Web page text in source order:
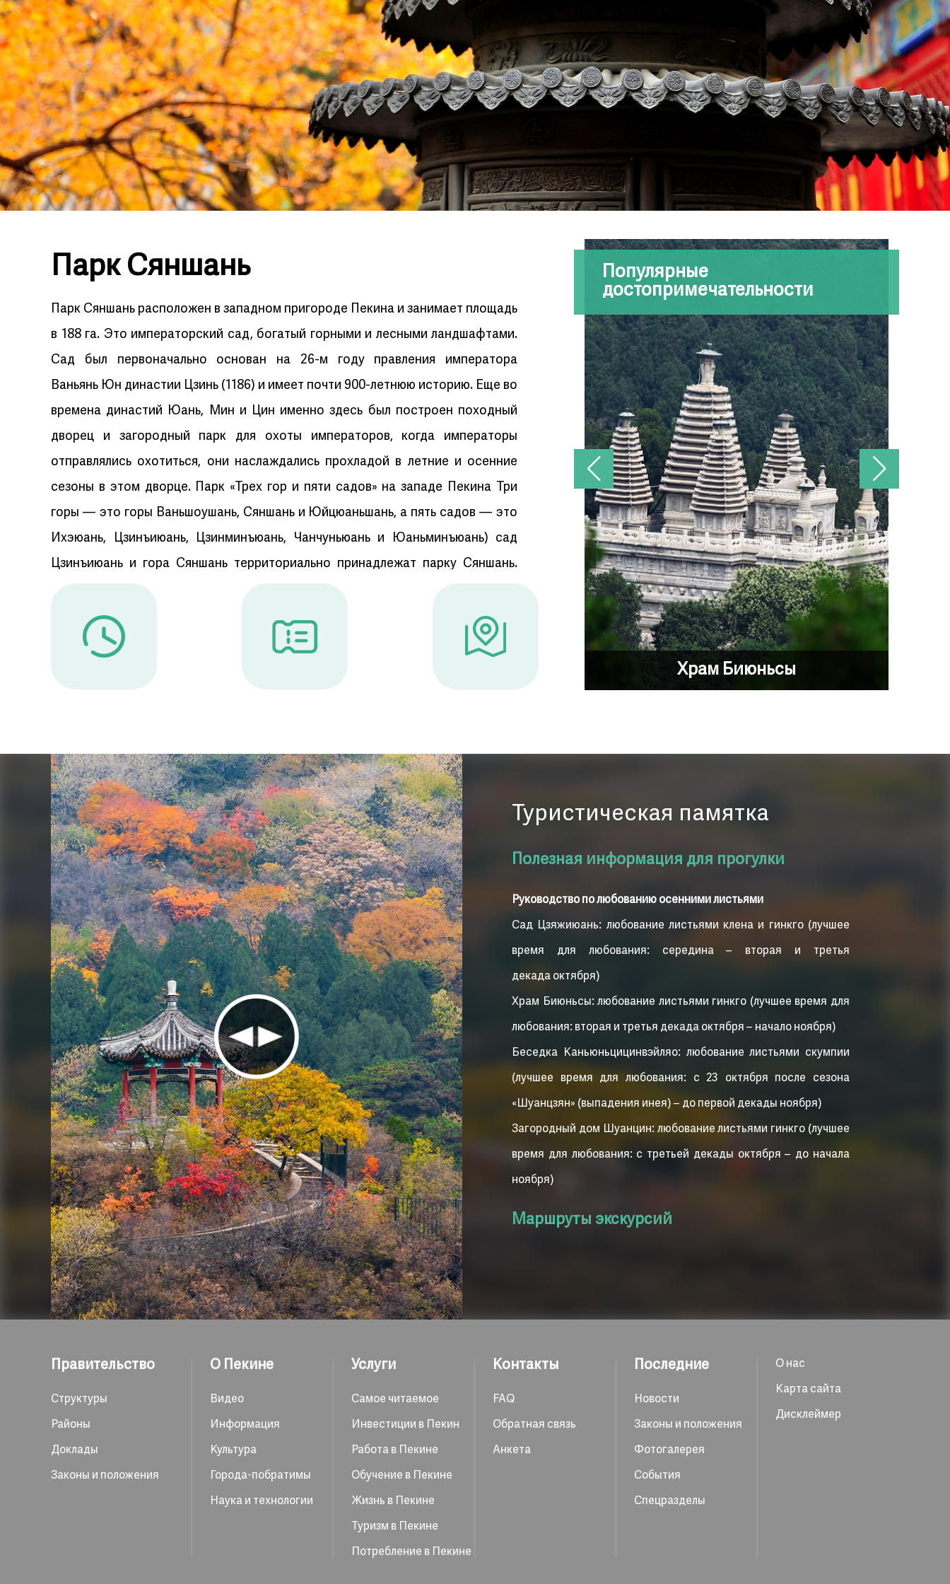
Парк Сяншань
Парк Сяншань расположен в западном пригороде Пекина и занимает площадь
в 188 га. Это императорский сад, богатый горными и лесными ландшафтами.
Сад был первоначально основан на 26-м году правления императора
Ваньянь Юн династии Цзинь (1186) и имеет почти 900-летнюю историю. Еще во
времена династий Юань, Мин и Цин именно здесь был построен походный
дворец и загородный парк для охоты императоров, когда императоры
отправлялись охотиться, они наслаждались прохладой в летние и осенние
сезоны в этом дворце. Парк «Трех гор и пяти садов» на западе Пекина Три
горы — это горы Ваньшоушань, Сяншань и Юйцюаньшань, а пять садов — это
Ихэюань, Цзинъиюань, Цзинминъюань, Чанчуньюань и Юаньминъюань) сад
Цзинъиюань и гора Сяншань территориально принадлежат парку Сяншань.
(«Три горы и пять садов» является общим названием исторического и
культурного наследия на северо-западном пригороде Пекина,
представленного императорскими ландшафтными садами династии
Парк Сяншань, имеющий 96% лесного угодья и более 5800 древних и редких
укрыться от летней жары. Прославленный своими багряными осенними
листьями как в стране, так и за рубежом, парк Сяншань стал самым ярким
природным ландшафтом осени в столице Китая.
Популярные
достопримечательности
Пик Сянлуфэн Храм Биюньсы
Туристическая памятка
Полезная информация для прогулки
Руководство по любованию осенними листьями
Сад Цзяжиюань: любование листьями клена и гинкго (лучшее
время для любования: середина – вторая и третья
декада октября)
Храм Биюньсы: любование листьями гинкго (лучшее время для
любования: вторая и третья декада октября – начало ноября)
Беседка Каньюньцицинвэйляо: любование листьями скумпии
(лучшее время для любования: с 23 октября после сезона
«Шуанцзян» (выпадения инея) – до первой декады ноября)
Загородный дом Шуанцин: любование листьями гинкго (лучшее
время для любования: с третьей декады октября – до начала
ноября)
Маршруты экскурсий
(2) Маршрутдля осмотра пейзажа с высоты
Воспользуйтесь канатной дорогой, чтобы любоваться
панорамой горы Сяншань. Билет на канатную дорогу в один
Правительство
Структуры
Районы
Доклады
Законы и положения
О Пекине
Видео
Информация
Культура
Города-побратимы
Наука и технологии
Услуги
Самое читаемое
Инвестиции в Пекин
Работа в Пекине
Обучение в Пекине
Жизнь в Пекине
Туризм в Пекине
Потребление в Пекине
Контакты
FAQ
Обратная связь
Анкета
Последние
Новости
Законы и положения
Фотогалерея
События
Спецразделы
О нас
Карта сайта
Дисклеймер